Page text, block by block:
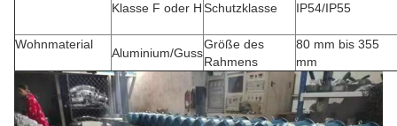
Klasse F oder HSchutzklasse IP54/IP55
Wohnmaterial
Aluminium/Guss
Größe des
Rahmens
80 mm bis 355
mm